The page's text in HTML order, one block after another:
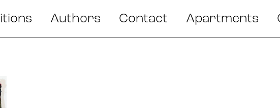
Authors Contact Apartments